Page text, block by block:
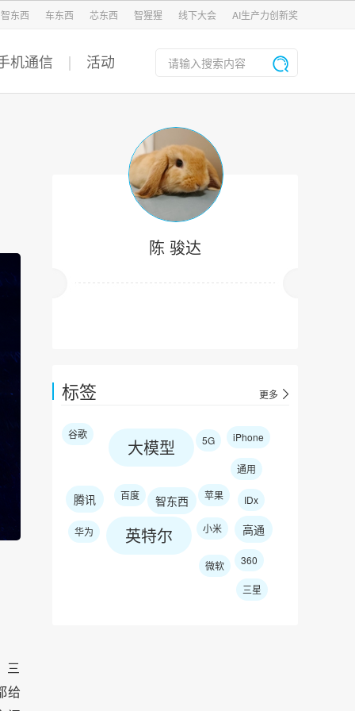
智东西 车东西 芯东西 智猩猩 线下大会 AI生产力创新奖
机通信 活动
陈 骏达
标签 更多
谷歌
大模型 5G iPhone
通用
腾讯 百度 智东西 苹果 IDx
华为 英特尔 小米 高通
微软 360
三星
三
给